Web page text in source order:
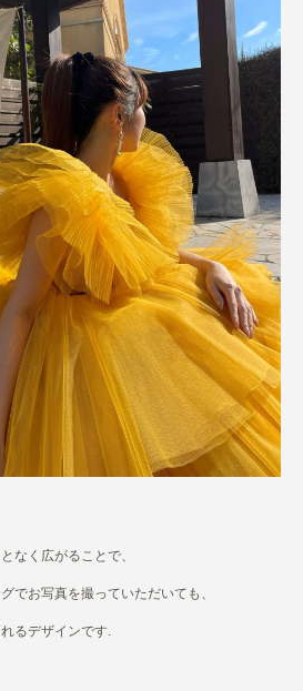
なく広がることで、
でお写真を撮っていただいても、
るデザインです.